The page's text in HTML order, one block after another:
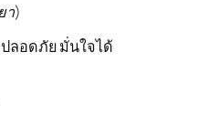
า)
ปลอดภัย มั่นใจได้